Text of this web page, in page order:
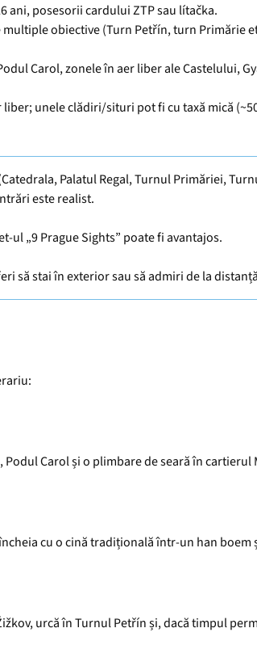
ani, posesorii cardului ZTP sau lítačka.
obiective (Turn Petřín, turn Primărie
Carol, zonele în aer liber ale Castelului,
unele clădiri/situri pot fi cu taxă mică
Palatul Regal, Turnul Primăriei,
este realist.
„9 Prague Sights” poate fi avantajos.
să stai în exterior sau să admiri de la
Carol și o plimbare de seară în cartierul
cu o cină tradițională într-un han boem
urcă în Turnul Petřín și, dacă timpul